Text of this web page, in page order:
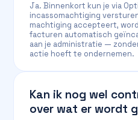
Ja. Binnenkort kun je via
incassomachtiging
machtiging accepteert,
facturen automatisch
aan je administratie —
actie hoeft te ondernemen.
Kan ik nog wel
over wat er wordt